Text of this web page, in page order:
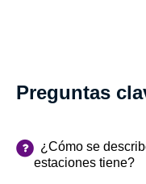
Preguntas
¿Cómo se
estaciones tiene?